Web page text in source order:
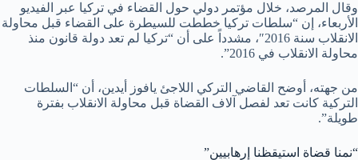
وقال المرصد، خلال مؤتمر دولي حول القضاء في تركيا عبر الفيديو
الأربعاء، إن “سلطات تركيا خططت للسيطرة على القضاء قبل محاولة
الانقلاب سنة 2016″، مشدداً على أن “تركيا لم تعد دولة قانون منذ
محاولة الانقلاب في 2016”.
من جهته، أوضح القاضي التركي اللاجئ يافوز أيدين، أن “السلطات
التركية كانت تعد لفصل آلاف القضاة قبل محاولة الانقلاب بفترة
طويلة”.
“نمنا قضاة استيقظنا إرهابيين”